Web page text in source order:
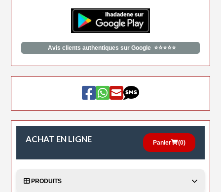
Avis clients authentiques sur Google ⭐⭐⭐⭐⭐
ACHAT EN LIGNE Panier (0)
PRODUITS